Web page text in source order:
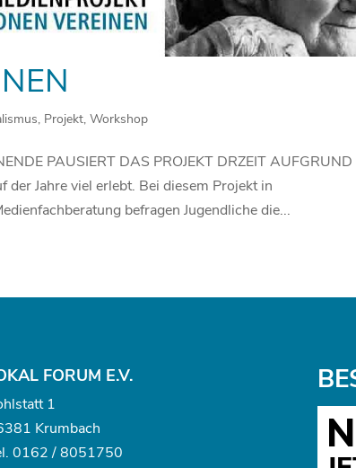
, Projekt,Workshop
PAUSIERT DAS PROJEKT DRZEIT AUFGRUND
der Jahre viel erlebt. Bei diesem Projekt in
befragen Jugendliche die...
FORUM E.V.
1
Krumbach
0162 / 8051750